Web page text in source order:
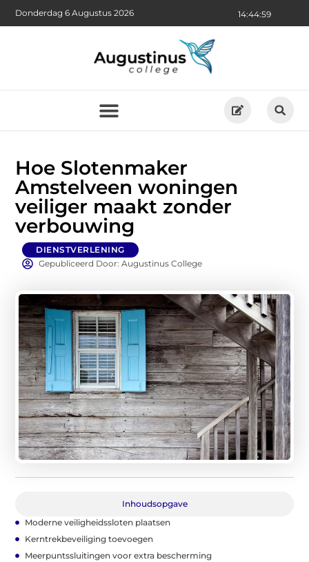
14:45:01
Donderdag 6 Augustus 2026
Hoe Slotenmaker
Amstelveen woningen
veiliger maakt zonder
verbouwing
DIENSTVERLENING
Gepubliceerd Door: Augustinus College
Inhoudsopgave
Moderne veiligheidssloten plaatsen
Kerntrekbeveiliging toevoegen
Meerpuntssluitingen voor extra bescherming